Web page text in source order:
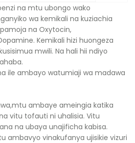
na mtu ubongo wako
wa kemikali na kuziachia
na Oxytocin,
Kemikali hizi huongeza
mwili. Na hali hii ndiyo
ile ambayo watumiaji wa madawa
ambaye ameingia katika
vitu tofauti ni uhalisia. Vitu
na ubaya unajificha kabisa.
ambavyo vinakufanya ujisikie vizuri